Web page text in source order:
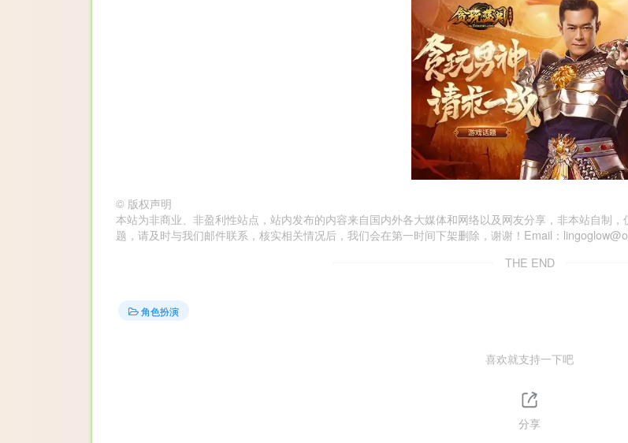
© 版权声明
本站为非商业、非盈利性站点，站内发布的内容来自国内外各大媒体和网络以及网友分享，非本站自制
题，请及时与我们邮件联系，核实相关情况后，我们会在第一时间下架删除，谢谢！Email：
THE END
角色扮演
喜欢就支持一下吧
分享